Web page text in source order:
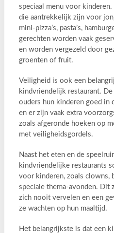
speciaal menu voor
die aantrekkelijk zijn voor
mini-pizza’s, pasta’s,
gerechten worden vaak
en worden vergezeld door
groenten of fruit.
Veiligheid is ook een
kindvriendelijk restaurant.
ouders hun kinderen goed in
en er zijn vaak extra
zoals afgeronde hoeken op
met veiligheidsgordels.
Naast het eten en de
kindvriendelijke restaurants
voor kinderen, zoals clowns,
speciale thema-avonden. Dit
zich nooit vervelen en een
ze wachten op hun maaltijd.
Het belangrijkste is dat een